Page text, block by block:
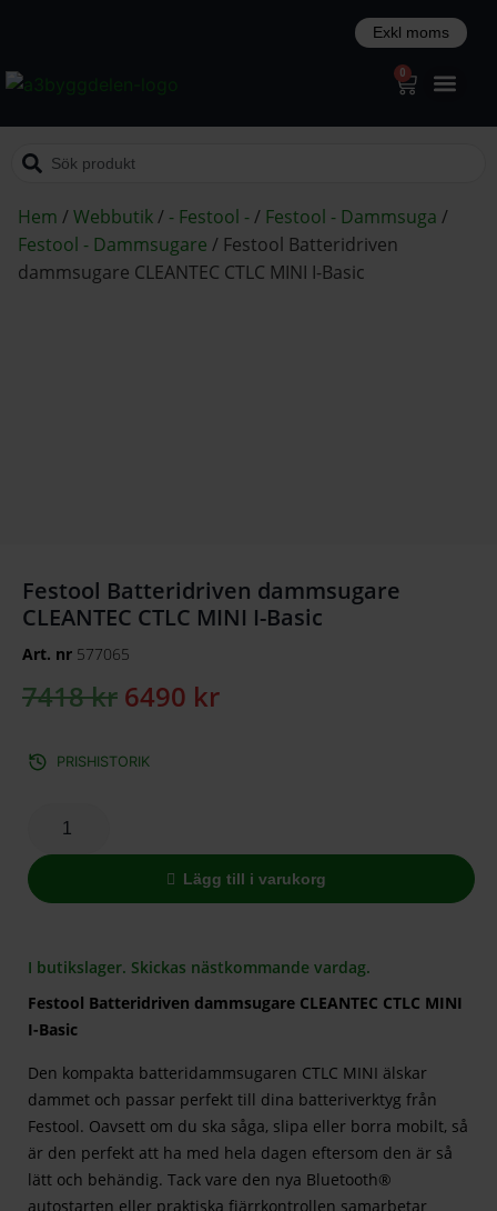
0
Hem /Webbutik/ - Festool -/ Festool - Dammsuga /
Festool - Dammsugare / Festool Batteridriven
dammsugare CLEANTEC CTLC MINI I-Basic
Festool Batteridriven dammsugare
CLEANTEC CTLC MINI I-Basic
Art. nr 577065
7418kr 6490 kr
PRISHISTORIK
Lägg till i varukorg
I butikslager. Skickas nästkommande vardag.
Festool Batteridriven dammsugare CLEANTEC CTLC MINI
I-Basic
Den kompakta batteridammsugaren CTLC MINI älskar
dammet och passar perfekt till dina batteriverktyg från
Festool. Oavsett om du ska såga, slipa eller borra mobilt, så
är den perfekt att ha med hela dagen eftersom den är så
lätt och behändig. Tack vare den nya Bluetooth®
autostarten eller praktiska fjärrkontrollen samarbetar